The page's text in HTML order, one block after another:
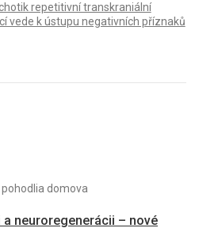
repetitivní transkraniální
vede k ústupu negativních příznaků
domova
neuroregenerácii – nové